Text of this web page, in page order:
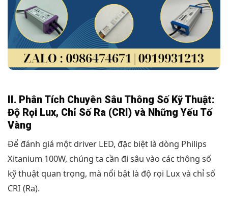
II. Phân Tích Chuyên Sâu Thông Số Kỹ Thuật:
Độ Rọi Lux, Chỉ Số Ra (CRI) và Những Yếu Tố
Vàng
Để đánh giá một driver LED, đặc biệt là dòng Philips
Xitanium 100W, chúng ta cần đi sâu vào các thông số
kỹ thuật quan trọng, mà nổi bật là độ rọi Lux và chỉ số
CRI (Ra).